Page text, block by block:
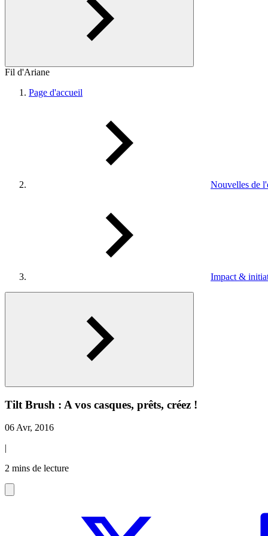
Fil d'Ariane
Page d'accueil
Nouvelles de
Impact &
Tilt Brush : A vos casques, prêts, créez !
06 Avr, 2016
|
2 mins de lecture